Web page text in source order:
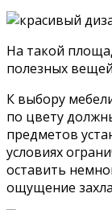
На такой
полезных
К выбору
по цвету
предметов
условиях
оставить
ощущение